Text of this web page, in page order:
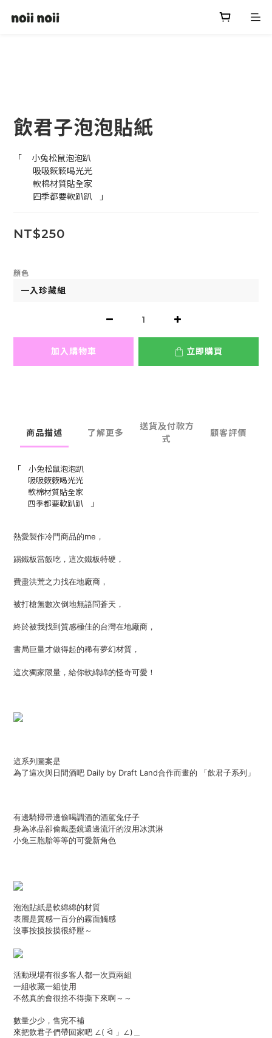
飲君子泡泡貼紙
「    小兔松鼠泡泡趴
        吸吸簌簌喝光光
        軟棉材質貼全家
        四季都要軟趴趴   」
NT$250
顏色
加入購物車 立即購買
商品描述 了解更多
送貨及付款方
式
顧客評價
「 小兔松鼠泡泡趴
吸吸簌簌喝光光
軟棉材質貼全家
四季都要軟趴趴 」
熱愛製作冷門商品的me，
踢鐵板當飯吃，這次鐵板特硬，
費盡洪荒之力找在地廠商，
被打槍無數次倒地無語問蒼天，
終於被我找到質感極佳的台灣在地廠商，
書局巨量才做得起的稀有夢幻材質，
這次獨家限量，給你軟綿綿的怪奇可愛！
這系列圖案是
為了這次與日間酒吧 Daily by Draft Land合作而畫的 「飲君子系列」
有邊騎掃帚邊偷喝調酒的酒駕兔仔子
身為冰品卻偷戴墨鏡還邊流汗的沒用冰淇淋
小兔三胞胎等等的可愛新角色
泡泡貼紙是軟綿綿的材質
表層是質感一百分的霧面觸感
沒事按摸按摸很紓壓～
活動現場有很多客人都一次買兩組
一組收藏一組使用
不然真的會很捨不得撕下來啊～～
數量少少，售完不補
來把飲君子們帶回家吧 ∠( ᐛ 」∠)＿